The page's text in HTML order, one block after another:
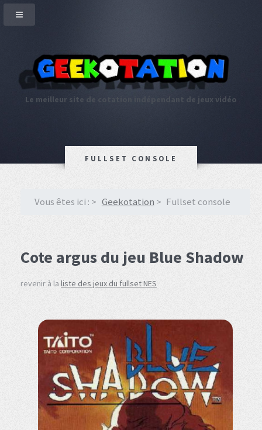
Le meilleur site de cotation indépendant de jeux vidéo
FULLSET CONSOLE
Vous êtes ici : Geekotation Fullset console
Cote argus du jeu Blue Shadow
revenir à la liste des jeux du fullset NES